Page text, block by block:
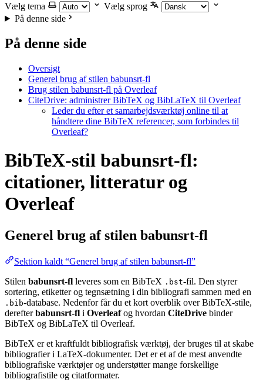
Vælg tema
Vælg sprog
På denne side
På denne side
Oversigt
Generel brug af stilen babunsrt-fl
Brug stilen babunsrt-fl på Overleaf
CiteDrive: administrer BibTeX og BibLaTeX til Overleaf
Leder du efter et samarbejdsværktøj online til at
håndtere dine BibTeX referencer, som forbindes til
Overleaf?
BibTeX-stil babunsrt-fl:
citationer, litteratur og
Overleaf
Generel brug af stilen babunsrt-fl
Sektion kaldt “Generel brug af stilen babunsrt-fl”
Stilen babunsrt-fl leveres som en BibTeX .bst-fil. Den styrer
sortering, etiketter og tegnsætning i din bibliografi sammen med en
.bib-database. Nedenfor får du et kort overblik over BibTeX-stile,
derefterbabunsrt-fl i Overleafog hvordan CiteDrive binder
BibTeX og BibLaTeX til Overleaf.
BibTeX er et kraftfuldt bibliografisk værktøj, der bruges til at skabe
bibliografier i LaTeX-dokumenter. Det er et af de mest anvendte
bibliografiske værktøjer og understøtter mange forskellige
bibliografistile og citatformater.